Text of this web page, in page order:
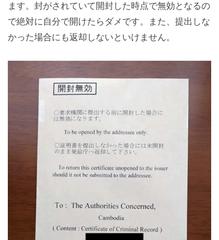
ます。封がされていて開封した時点で無効となるの
で絶対に自分で開けたらダメです。また、提出しな
かった場合にも返却しないといけません。